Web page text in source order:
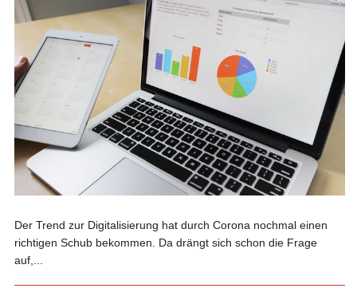
Der Trend zur Digitalisierung hat durch Corona nochmal einen
richtigen Schub bekommen. Da drängt sich schon die Frage
auf,...